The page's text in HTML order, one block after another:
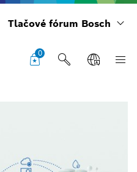
Tlačové fórum Bosch
0